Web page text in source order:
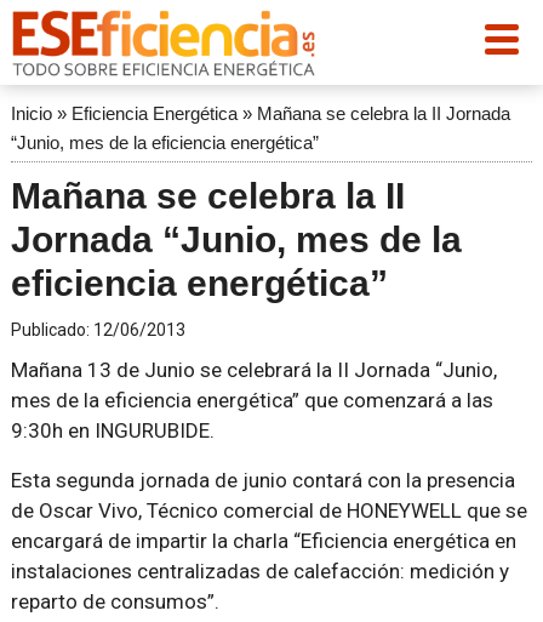
Inicio» Eficiencia Energética» Mañana se celebra la II Jornada
“Junio, mes de la eficiencia energética”
Mañana se celebra la II
Jornada “Junio, mes de la
eficiencia energética”
Publicado: 12/06/2013
Mañana 13 de Junio se celebrará la II Jornada “Junio,
mes de la eficiencia energética” que comenzará a las
9:30h en INGURUBIDE.
Esta segunda jornada de junio contará con la presencia
de Oscar Vivo, Técnico comercial de HONEYWELL que se
encargará de impartir la charla “Eficiencia energética en
instalaciones centralizadas de calefacción: medición y
reparto de consumos”.